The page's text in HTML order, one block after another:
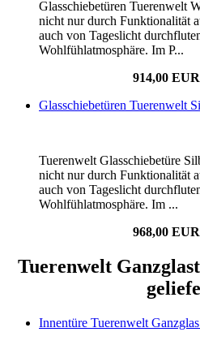
Glasschiebetüren Tuerenwelt
nicht nur durch Funktionalität
auch von Tageslicht
Wohlfühlatmosphäre. Im P...
914,00 EUR
Glasschiebetüren Tuerenwelt
Tuerenwelt Glasschiebetüre
nicht nur durch Funktionalität
auch von Tageslicht
Wohlfühlatmosphäre. Im ...
968,00 EUR
Tuerenwelt
Innentüre Tuerenwelt